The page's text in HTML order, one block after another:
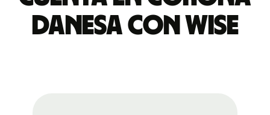
danesa con Wise